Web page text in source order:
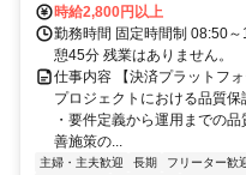
時給2,800円以上
勤務時間 固定時間制 08:50
憩45分 残業はありません。
仕事内容 【決済プラットフ
プロジェクトにおける品質
・要件定義から運用までの
善施策の...
主婦・主夫歓迎 長期 フリーター歓